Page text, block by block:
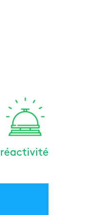
réactivité